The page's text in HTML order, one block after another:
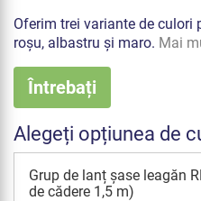
Oferim trei variante de culori
roșu, albastru și maro. Mai
Întrebați
Alegeți opțiunea de
Grup de lanț șase leagăn
de cădere 1,5 m)